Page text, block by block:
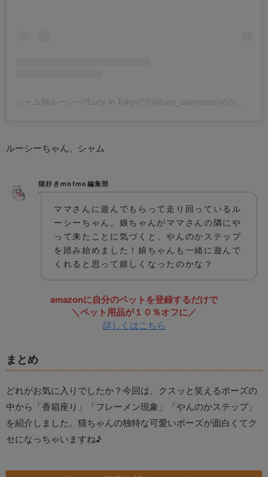
ルーシーちゃん、シャム
猫好きmofmo編集部
ママさんに遊んでもらって走り回っているル
ーシーちゃん。娘ちゃんがママさんの隣にや
って来たことに気づくと、やんのかステップ
を踏み始めました！娘ちゃんも一緒に遊んで
くれると思って嬉しくなったのかな？
amazonに自分のペットを登録するだけで
＼ペット用品が１０％オフに／
詳しくはこちら
まとめ
どれがお気に入りでしたか？今回は、クスッと笑えるポーズの
中から「香箱座り」「フレーメン現象」「やんのかステップ」
を紹介しました。猫ちゃんの独特な可愛いポーズが面白くてク
セになっちゃいますね♪